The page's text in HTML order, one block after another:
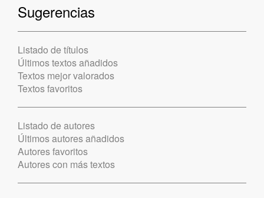
Sugerencias
Listado de títulos
Últimos textos añadidos
Textos mejor valorados
Textos favoritos
Listado de autores
Últimos autores añadidos
Autores favoritos
Autores con más textos